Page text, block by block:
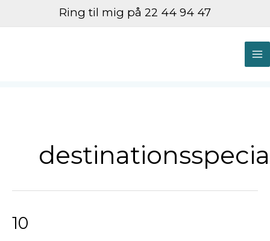
Ring til mig på 22 44 94 47
10
10